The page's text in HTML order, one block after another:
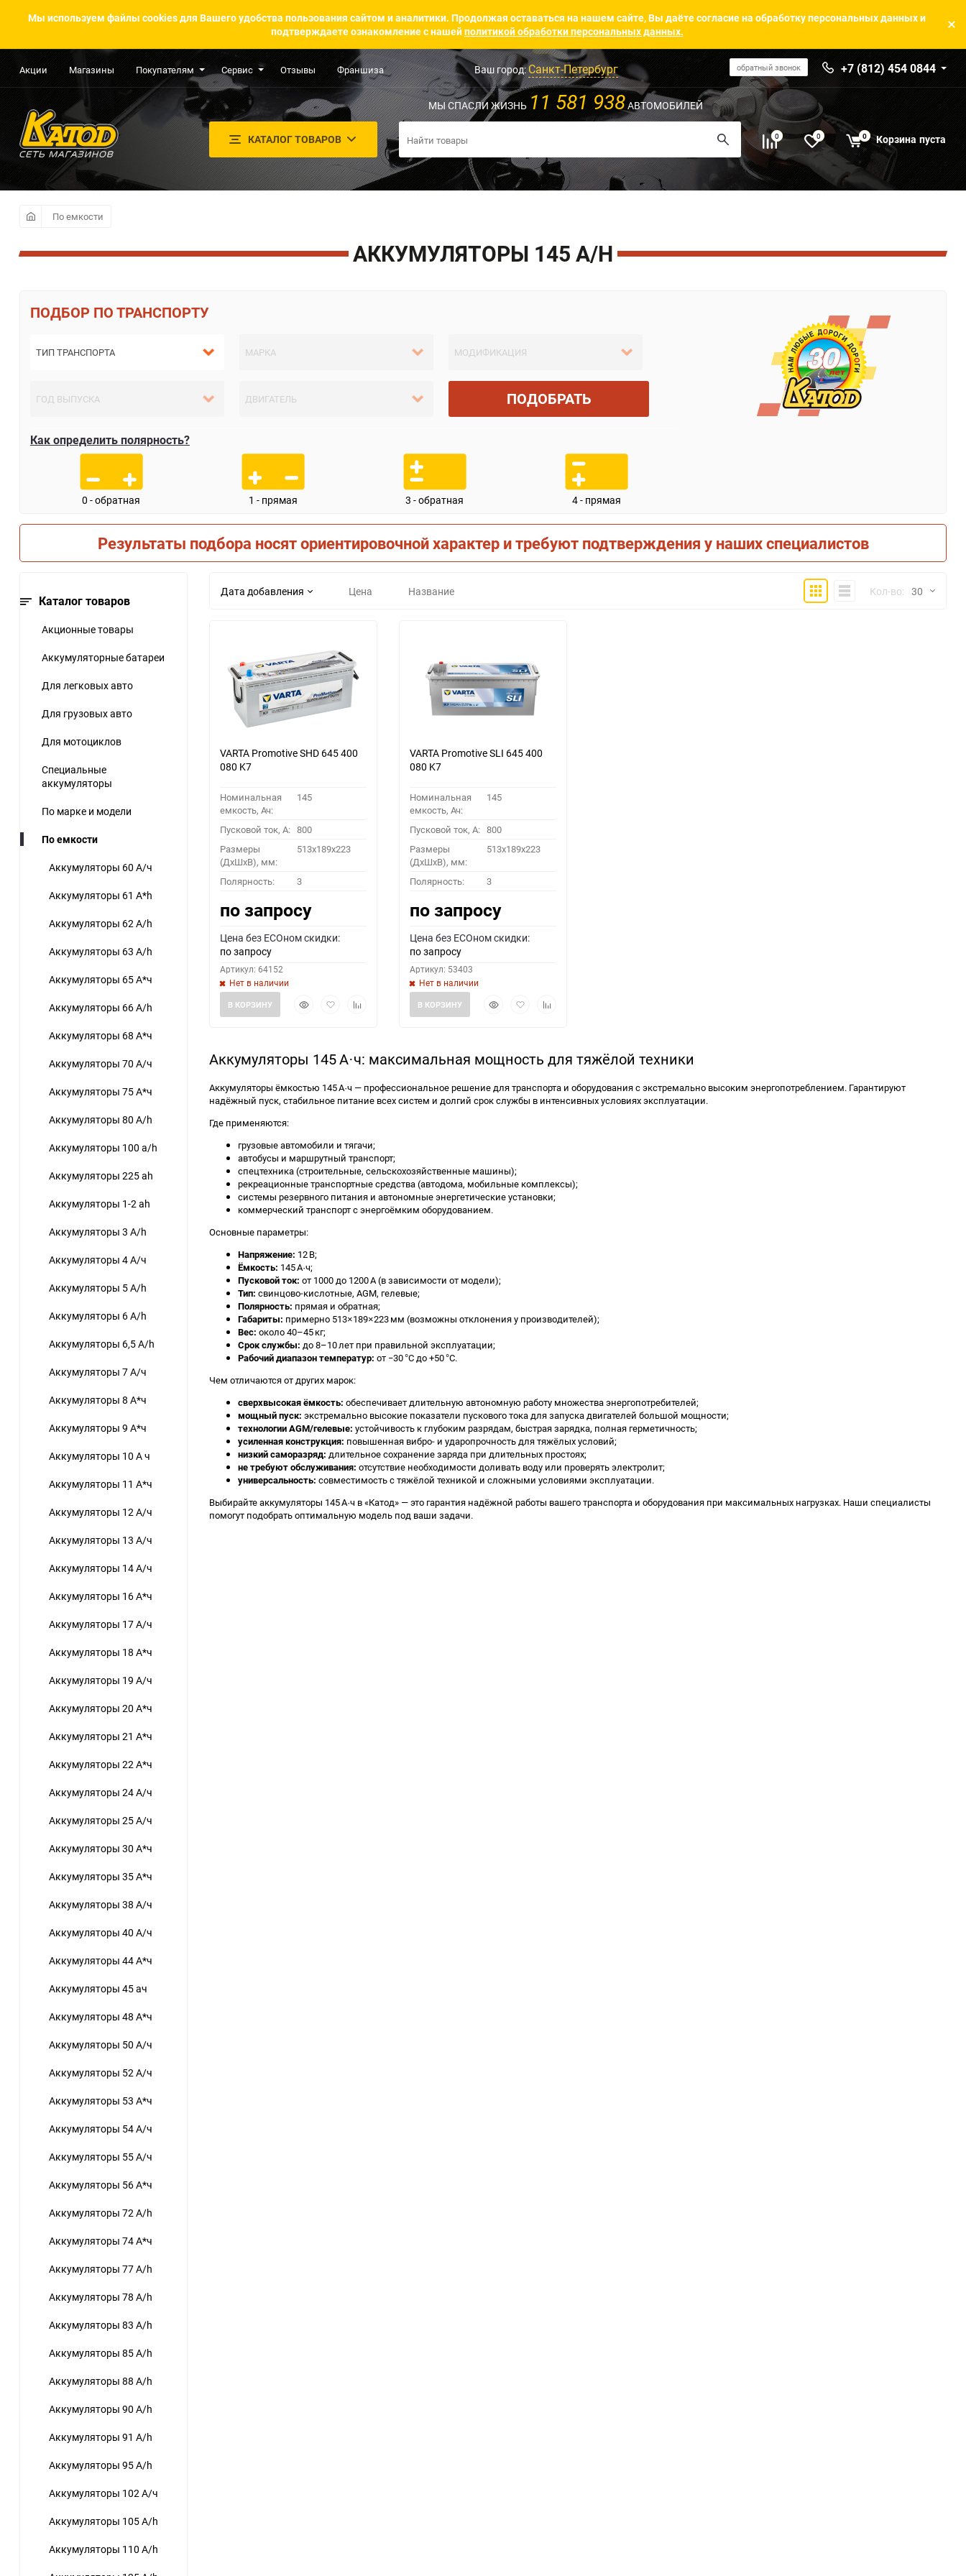
Мы используем файлы cookies для Вашего удобства пользования сайтом и аналитики. Продолжая оставаться на нашем сайте, Вы даёте согласие на обработку персональных данных и
подтверждаете ознакомление с нашейполитикой обработки персональных данных.
Акции Магазины Покупателям Сервис Отзывы Франшиза Ваш город:Санкт-Петербург обратный звонок +7 (812) 454 0844
КАТАЛОГ ТОВАРОВ
МЫ СПАСЛИ ЖИЗНЬ 11 581 938АВТОМОБИЛЕЙ
0 0 0 Корзина пуста
По емкости
АККУМУЛЯТОРЫ 145 A/H
ПО ТРАНСПОРТУ
ПОДОБРАТЬ
Как определить полярность?
0 - обратная 1 - прямая 3 - обратная 4 - прямая
Результаты подбора носят ориентировочной характер и требуют подтверждения у наших специалистов
Каталог товаров
Акционные товары
Аккумуляторные батареи
Для легковых авто
Для грузовых авто
Для мотоциклов
Специальные
аккумуляторы
По марке и модели
По емкости
Аккумуляторы 60 А/ч
Аккумуляторы 61 A*h
Аккумуляторы 62 A/h
Аккумуляторы 63 A/h
Аккумуляторы 65 А*ч
Аккумуляторы 66 A/h
Аккумуляторы 68 А*ч
Аккумуляторы 70 А/ч
Аккумуляторы 75 А*ч
Аккумуляторы 80 A/h
Аккумуляторы 100 a/h
Аккумуляторы 225 ah
Аккумуляторы 1-2 ah
Аккумуляторы 3 A/h
Аккумуляторы 4 А/ч
Аккумуляторы 5 A/h
Аккумуляторы 6 A/h
Аккумуляторы 6,5 A/h
Аккумуляторы 7 А/ч
Аккумуляторы 8 А*ч
Аккумуляторы 9 А*ч
Аккумуляторы 10 А ч
Аккумуляторы 11 А*ч
Аккумуляторы 12 А/ч
Аккумуляторы 13 А/ч
Аккумуляторы 14 А/ч
Аккумуляторы 16 А*ч
Аккумуляторы 17 А/ч
Аккумуляторы 18 А*ч
Аккумуляторы 19 А/ч
Аккумуляторы 20 А*ч
Аккумуляторы 21 А*ч
Аккумуляторы 22 А*ч
Аккумуляторы 24 А/ч
Аккумуляторы 25 А/ч
Аккумуляторы 30 А*ч
Аккумуляторы 35 А*ч
Аккумуляторы 38 А/ч
Аккумуляторы 40 А/ч
Аккумуляторы 44 А*ч
Аккумуляторы 45 ач
Аккумуляторы 48 А*ч
Аккумуляторы 50 А/ч
Аккумуляторы 52 А/ч
Аккумуляторы 53 А*ч
Аккумуляторы 54 А/ч
Аккумуляторы 55 А/ч
Аккумуляторы 56 А*ч
Аккумуляторы 72 A/h
Аккумуляторы 74 А*ч
Аккумуляторы 77 A/h
Аккумуляторы 78 A/h
Аккумуляторы 83 A/h
Аккумуляторы 85 A/h
Аккумуляторы 88 A/h
Аккумуляторы 90 A/h
Аккумуляторы 91 A/h
Аккумуляторы 95 A/h
Аккумуляторы 102 А/ч
Аккумуляторы 105 A/h
Аккумуляторы 110 A/h
Дата добавления Цена Название ПлиткаКомпактноКол-во: 30
VARTA Promotive SHD 645 400
080 K7
Номинальная
емкость, Ач:
145
Пусковой ток, A: 800
Размеры
(ДхШхВ), мм:
513x189x223
Полярность: 3
по запросу
Цена без ECOном скидки:
по запросу
Артикул: 64152
Нет в наличии
БыстрыйДобавитьДобавить
В КОРЗИНУ
VARTA Promotive SLI 645 400
080 K7
Номинальная
емкость, Ач:
145
Пусковой ток, A: 800
Размеры
(ДхШхВ), мм:
513x189x223
Полярность: 3
по запросу
Цена без ECOном скидки:
по запросу
Артикул: 53403
Нет в наличии
БыстрыйДобавитьДобавить
В КОРЗИНУ
Аккумуляторы 145 А·ч: максимальная мощность для тяжёлой техники
Аккумуляторы ёмкостью 145 А·ч — профессиональное решение для транспорта и оборудования с экстремально высоким энергопотреблением. Гарантируют
надёжный пуск, стабильное питание всех систем и долгий срок службы в интенсивных условиях эксплуатации.
Где применяются:
грузовые автомобили и тягачи;
автобусы и маршрутный транспорт;
спецтехника (строительные, сельскохозяйственные машины);
рекреационные транспортные средства (автодома, мобильные комплексы);
системы резервного питания и автономные энергетические установки;
коммерческий транспорт с энергоёмким оборудованием.
Основные параметры:
Напряжение: 12 В;
Ёмкость: 145 А·ч;
Пусковой ток: от 1000 до 1200 А (в зависимости от модели);
Тип: свинцово‑кислотные, AGM, гелевые;
Полярность: прямая и обратная;
Габариты: примерно 513×189×223 мм (возможны отклонения у производителей);
Вес: около 40–45 кг;
Срок службы: до 8–10 лет при правильной эксплуатации;
Рабочий диапазон температур: от −30 °C до +50 °C.
Чем отличаются от других марок:
сверхвысокая ёмкость: обеспечивает длительную автономную работу множества энергопотребителей;
мощный пуск: экстремально высокие показатели пускового тока для запуска двигателей большой мощности;
технологии AGM/гелевые: устойчивость к глубоким разрядам, быстрая зарядка, полная герметичность;
усиленная конструкция: повышенная вибро‑ и ударопрочность для тяжёлых условий;
низкий саморазряд: длительное сохранение заряда при длительных простоях;
не требуют обслуживания: отсутствие необходимости доливать воду или проверять электролит;
универсальность: совместимость с тяжёлой техникой и сложными условиями эксплуатации.
Выбирайте аккумуляторы 145 А·ч в «Катод» — это гарантия надёжной работы вашего транспорта и оборудования при максимальных нагрузках. Наши специалисты
помогут подобрать оптимальную модель под ваши задачи.